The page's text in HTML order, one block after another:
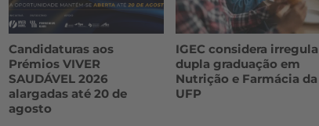
Candidaturas aos
Prémios VIVER
SAUDÁVEL 2026
alargadas até 20 de
agosto
IGEC considera
dupla graduação em
Nutrição e Farmácia da
UFP